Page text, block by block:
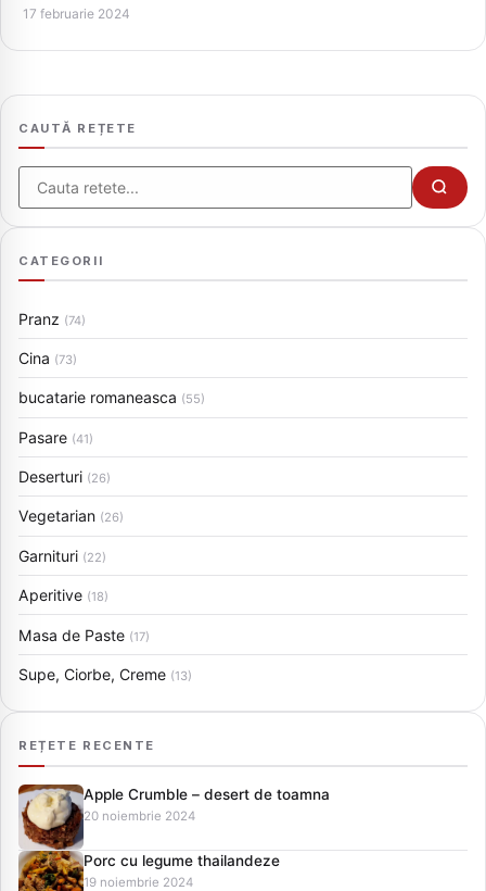
17 februarie 2024
CAUTĂ REȚETE
Cauta
CATEGORII
Pranz (74)
Cina (73)
bucatarie romaneasca (55)
Pasare (41)
Deserturi (26)
Vegetarian (26)
Garnituri (22)
Aperitive (18)
Masa de Paste (17)
Supe, Ciorbe, Creme (13)
REȚETE RECENTE
Apple Crumble – desert de toamna
20 noiembrie 2024
Porc cu legume thailandeze
19 noiembrie 2024